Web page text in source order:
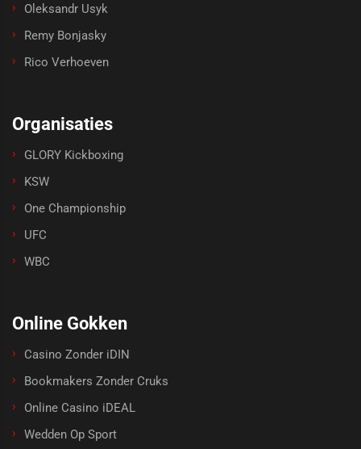
Oleksandr Usyk
Remy Bonjasky
Rico Verhoeven
Organisaties
GLORY Kickboxing
KSW
One Championship
UFC
WBC
Online Gokken
Casino Zonder iDIN
Bookmakers Zonder Cruks
Online Casino iDEAL
Wedden Op Sport